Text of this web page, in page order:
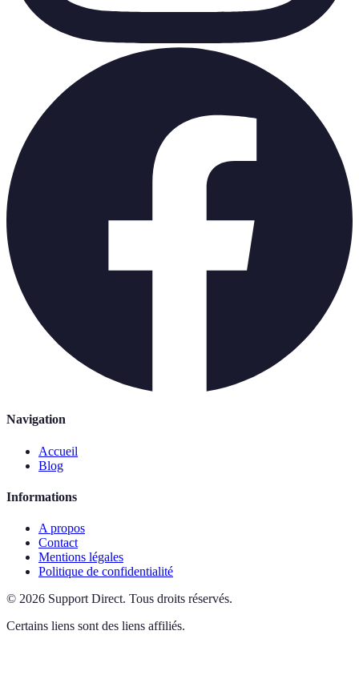
Navigation
Accueil
Blog
Informations
A propos
Contact
Mentions légales
Politique de confidentialité
© 2026 Support Direct. Tous droits réservés.
Certains liens sont des liens affiliés.